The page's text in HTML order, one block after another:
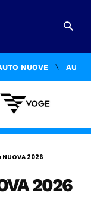
NUOVE AUTO
2026
2026